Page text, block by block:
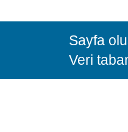
Sayfa
Veri